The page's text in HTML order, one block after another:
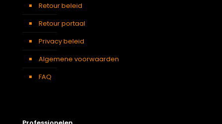
Retour beleid
Retour portaal
Privacy beleid
Algemene voorwaarden
FAQ